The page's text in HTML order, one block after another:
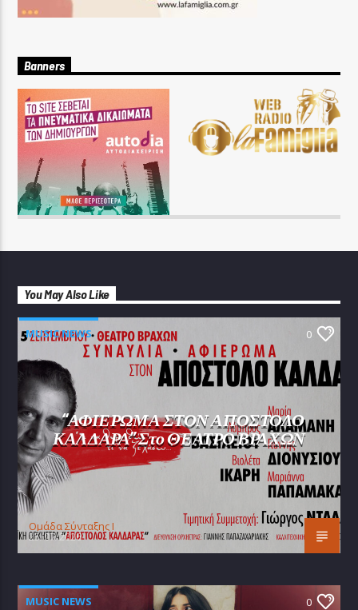
Banners
You May Also Like
MUSIC NEWS 0
“ΑΦΙΕΡΩΜΑ ΣΤΟΝ ΑΠΟΣΤΟΛΟ
ΚΑΛΔΑΡΑ” Στο ΘΕΑΤΡΟ ΒΡΑΧΩΝ
Oμάδα Σύνταξης Ι
25/07/2026
MUSIC NEWS 0